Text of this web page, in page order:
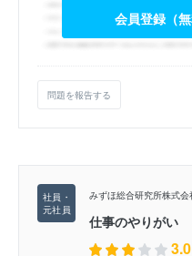
会員登録（
問題を報告する
みずほ総合研究所株式
仕事のやりがい
3.0